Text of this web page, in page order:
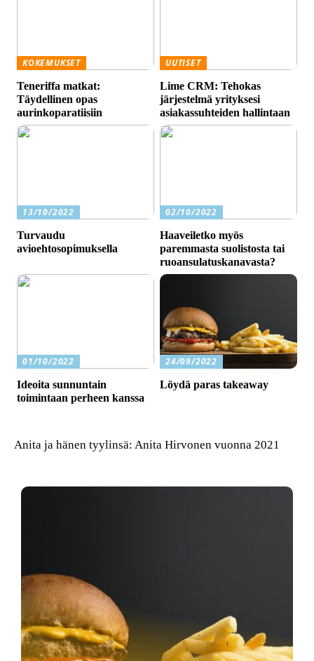
KOKEMUKSET
Teneriffa matkat:
Täydellinen opas
aurinkoparatiisiin
UUTISET
Lime CRM: Tehokas
järjestelmä yrityksesi
asiakassuhteiden hallintaan
13/10/2022
Turvaudu
avioehtosopimuksella
02/10/2022
Haaveiletko myös
paremmasta suolistosta tai
ruoansulatuskanavasta?
01/10/2022
Ideoita sunnuntain
toimintaan perheen kanssa
24/09/2022
Löydä paras takeaway
Anita ja hänen tyylinsä: Anita Hirvonen vuonna 2021